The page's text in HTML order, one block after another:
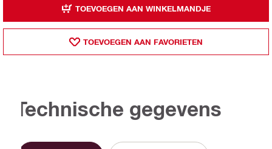
TOEVOEGEN AAN WINKELMANDJE
TOEVOEGEN AAN FAVORIETEN
Technische gegevens